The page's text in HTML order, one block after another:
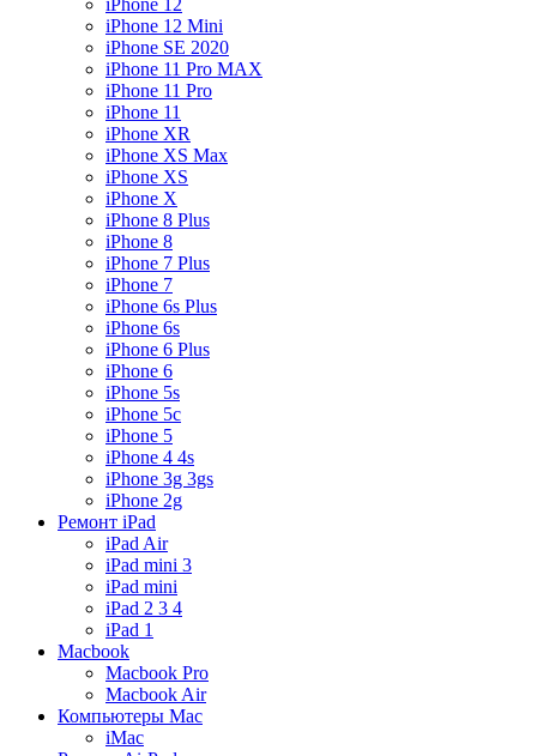
iPhone 12 Mini
iPhone SE 2020
iPhone 11 Pro MAX
iPhone 11 Pro
iPhone 11
iPhone XR
iPhone XS Max
iPhone XS
iPhone X
iPhone 8 Plus
iPhone 8
iPhone 7 Plus
iPhone 7
iPhone 6s Plus
iPhone 6s
iPhone 6 Plus
iPhone 6
iPhone 5s
iPhone 5c
iPhone 5
iPhone 4 4s
iPhone 3g 3gs
iPhone 2g
Ремонт iPad
iPad Air
iPad mini 3
iPad mini
iPad 2 3 4
iPad 1
Macbook
Macbook Pro
Macbook Air
Компьютеры Mac
iMac